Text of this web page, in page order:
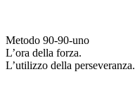
Metodo 90-90-uno
L’ora della forza.
L’utilizzo della perseveranza.